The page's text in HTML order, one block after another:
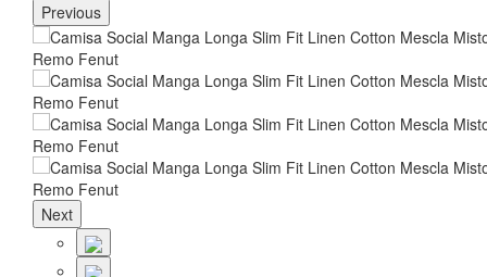
Previous
Next